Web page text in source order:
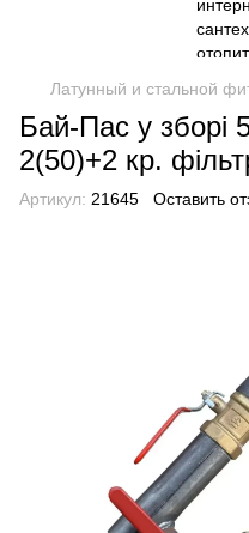
Латунный и стальной
Бай-Пас у зборі
2(50)+2 кр.
Артикул: 21645 Оставить